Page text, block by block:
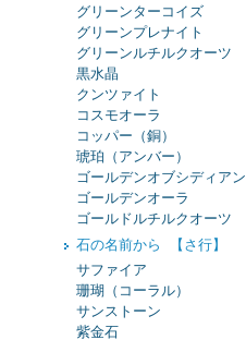
グリーンターコイズ
グリーンプレナイト
グリーンルチルクオーツ
黒水晶
クンツァイト
コスモオーラ
コッパー（銅）
琥珀（アンバー）
ゴールデンオブシディアン
ゴールデンオーラ
ゴールドルチルクオーツ
石の名前から 【さ行】
サファイア
珊瑚（コーラル）
サンストーン
紫金石